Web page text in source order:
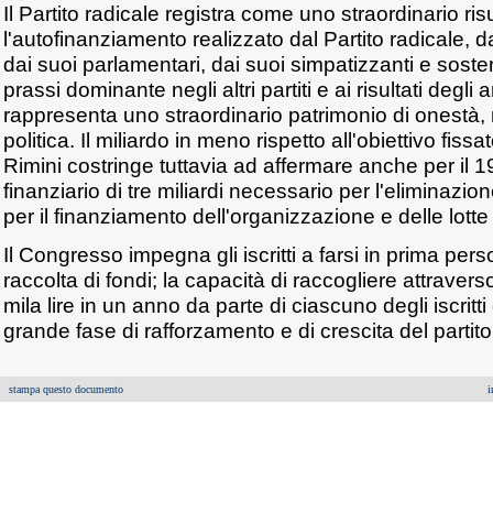
Il Partito radicale registra come uno straordinario
l'autofinanziamento realizzato dal Partito radicale,
dai suoi parlamentari, dai suoi simpatizzanti e
prassi dominante negli altri partiti e ai risultati degli
rappresenta uno straordinario patrimonio di
politica. Il miliardo in meno rispetto all'obiettivo
Rimini costringe tuttavia ad affermare anche per il
finanziario di tre miliardi necessario per
per il finanziamento dell'organizzazione e delle
Il Congresso impegna gli iscritti a farsi in prima
raccolta di fondi; la capacità di raccogliere
mila lire in un anno da parte di ciascuno degli
grande fase di rafforzamento e di crescita del
stampa questo documento